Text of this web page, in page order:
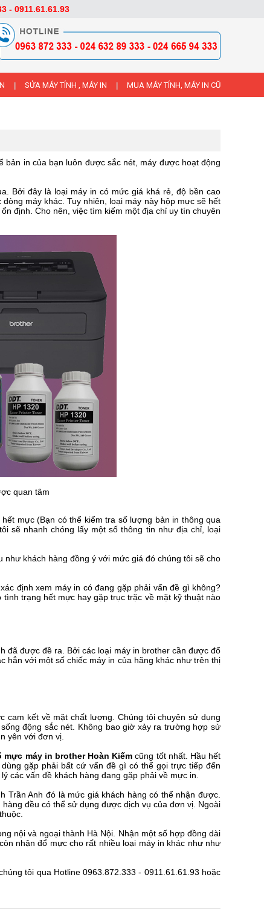
SỬA MÁY TÍNH , MÁY IN MUA MÁY TÍNH, MÁY IN CŨ
in của bạn luôn được sắc nét, máy được hoạt động
Bởi đây là loại máy in có mức giá khá rẻ, độ bền cao
máy khác. Tuy nhiên, loại máy này hộp mực sẽ hết
định. Cho nên, việc tìm kiếm một địa chỉ uy tín chuyên
quan tâm
mực (Bạn có thể kiểm tra số lượng bản in thông qua
sẽ nhanh chóng lấy một số thông tin như địa chỉ, loại
như khách hàng đồng ý với mức giá đó chúng tôi sẽ cho
định xem máy in có đang gặp phải vấn đề gì không?
trạng hết mực hay gặp trục trặc về mặt kỹ thuật nào
đã được đề ra. Bởi các loại máy in brother cần được đổ
hẳn với một số chiếc máy in của hãng khác như trên thị
cam kết về mặt chất lượng. Chúng tôi chuyên sử dụng
động sắc nét. Không bao giờ xảy ra trường hợp sử
yên với đơn vị.
mực máy in brother Hoàn Kiếm cũng tốt nhất. Hầu hết
gặp phải bất cứ vấn đề gì có thể gọi trực tiếp đến
các vấn đề khách hàng đang gặp phải về mực in.
Trần Anh đó là mức giá khách hàng có thể nhận được.
đều có thể sử dụng được dịch vụ của đơn vị. Ngoài
nội và ngoại thành Hà Nội. Nhận một số hợp đồng dài
nhận đổ mực cho rất nhiều loại máy in khác như như
tôi qua Hotline 0963.872.333 - 0911.61.61.93 hoặc
- 0911.61.61.93